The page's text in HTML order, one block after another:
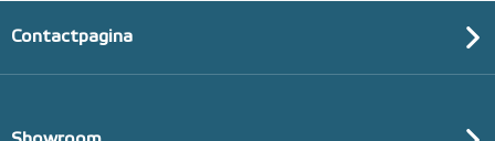
Contactpagina